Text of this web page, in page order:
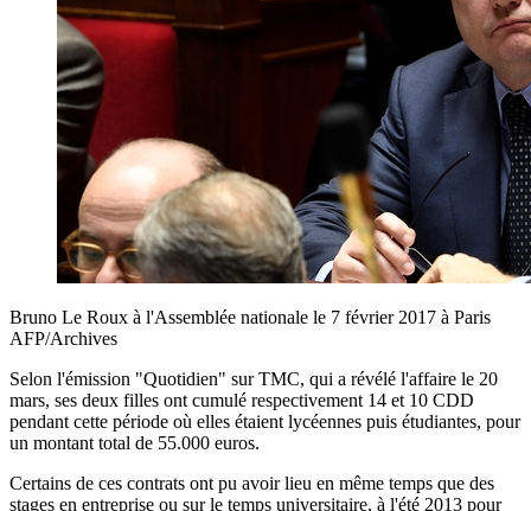
Bruno Le Roux à l'Assemblée nationale le 7 février 2017 à Paris
AFP/Archives
Selon l'émission "Quotidien" sur TMC, qui a révélé l'affaire le 20
mars, ses deux filles ont cumulé respectivement 14 et 10 CDD
pendant cette période où elles étaient lycéennes puis étudiantes, pour
un montant total de 55.000 euros.
Certains de ces contrats ont pu avoir lieu en même temps que des
stages en entreprise ou sur le temps universitaire, à l'été 2013 pour